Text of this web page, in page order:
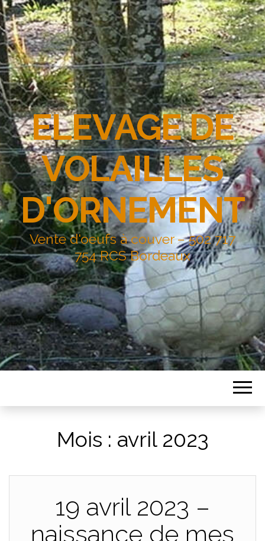
ELEVAGE DE
VOLAILLES
D'ORNEMENT
Vente d'oeufs à couver – 502 717
754 RCS Bordeaux
Mois : avril 2023
19 avril 2023 –
naissance de mes